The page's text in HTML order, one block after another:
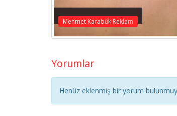
Mehmet Karabük Reklam
Yorumlar
Henüz eklenmiş bir yorum